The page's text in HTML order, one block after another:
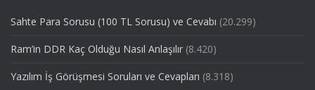
Sahte Para Sorusu (100 TL Sorusu) ve Cevabı (20.299)
Ram’in DDR Kaç Olduğu Nasıl Anlaşılır (8.420)
Yazılım İş Görüşmesi Soruları ve Cevapları (8.318)